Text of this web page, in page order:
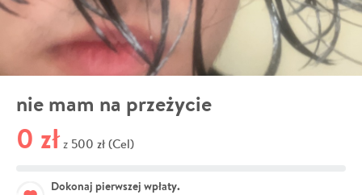
nie mam na przeżycie
0 zł z 500 zł (Cel)
Dokonaj pierwszej wpłaty.